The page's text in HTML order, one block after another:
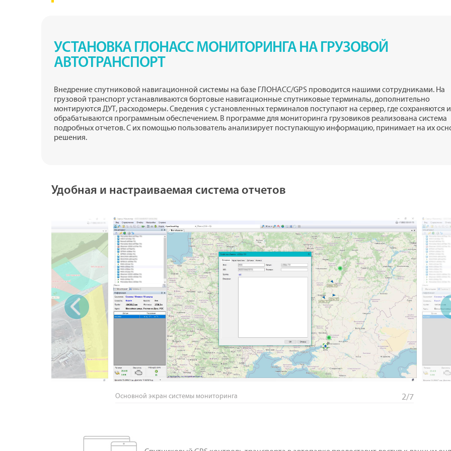
УСТАНОВКА ГЛОНАСС МОНИТОРИНГА НА ГРУЗОВОЙ
АВТОТРАНСПОРТ
Внедрение спутниковой навигационной системы на базе ГЛОНАСС/GPS проводится нашими сотрудниками. На
грузовой транспорт устанавливаются бортовые навигационные спутниковые терминалы, дополнительно
монтируются ДУТ, расходомеры. Сведения с установленных терминалов поступают на сервер, где сохраняются и
обрабатываются программным обеспечением. В программе для мониторинга грузовиков реализована система
подробных отчетов. С их помощью пользователь анализирует поступающую информацию, принимает на их
решения.
Удобная и настраиваемая система отчетов
Основной экран системы мониторинга 2/7